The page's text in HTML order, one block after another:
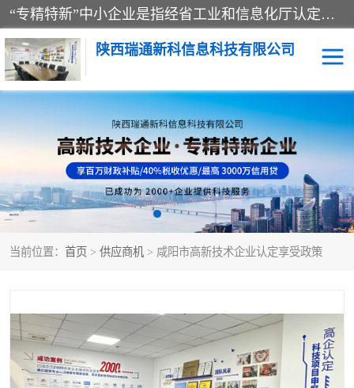
“专精特新”中小企业是指经省工业和信息化厅认定，专注于细分市场、掌握关键核心技术、创新能力强、市场占有率高、质量效益优，在专业化、精细化、特色化、新颖化等方面表现突出的中小企业。
陕西瑞通新科信息科技有限公司
当前位置： 首页 > 供应商机 > 咸阳市高新技术企业认定享受政策